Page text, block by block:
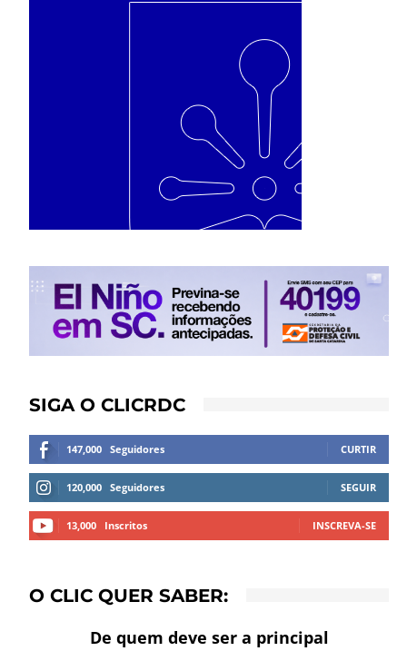
SIGA O CLICRDC
147,000 Seguidores CURTIR
120,000 Seguidores SEGUIR
13,000 Inscritos INSCREVA-SE
O CLIC QUER SABER:
De quem deve ser a principal